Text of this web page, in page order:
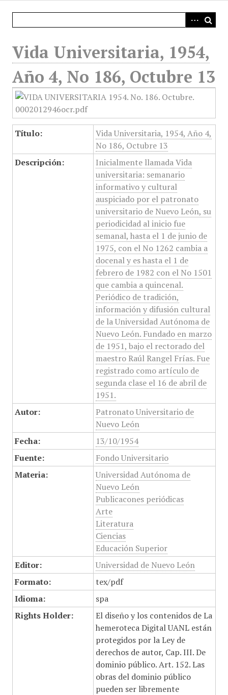
Vida Universitaria, 1954,
Año 4, No 186, Octubre 13
Título:
Vida Universitaria, 1954, Año 4,
No 186, Octubre 13
Descripción:
Inicialmente llamada Vida
universitaria: semanario
informativo y cultural
auspiciado por el patronato
universitario de Nuevo León, su
periodicidad al inicio fue
semanal, hasta el 1 de junio de
1975, con el No 1262 cambia a
docenal y es hasta el 1 de
febrero de 1982 con el No 1501
que cambia a quincenal.
Periódico de tradición,
información y difusión cultural
de la Universidad Autónoma de
Nuevo León. Fundado en marzo
de 1951, bajo el rectorado del
maestro Raúl Rangel Frías. Fue
registrado como artículo de
segunda clase el 16 de abril de
1951.
Autor:
Patronato Universitario de
Nuevo León
Fecha:
13/10/1954
Fuente:
Fondo Universitario
Materia:
Universidad Autónoma de
Nuevo León
Publicacones periódicas
Arte
Literatura
Ciencias
Educación Superior
Editor:
Universidad de Nuevo León
Formato:
tex/pdf
Idioma:
spa
Rights Holder:
El diseño y los contenidos de La
hemeroteca Digital UANL están
protegidos por la Ley de
derechos de autor, Cap. III. De
dominio público. Art. 152. Las
obras del dominio público
pueden ser libremente